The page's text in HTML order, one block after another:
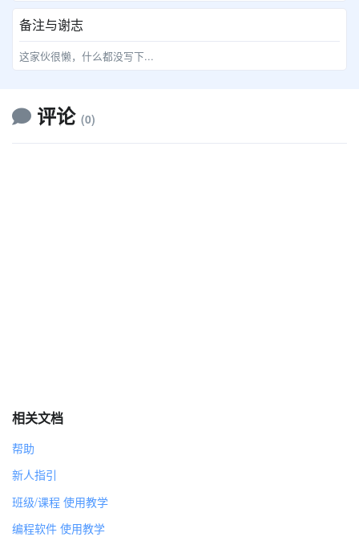
备注与谢志
这家伙很懒，什么都没写下...
评论 (0)
相关文档
帮助
新人指引
班级/课程 使用教学
编程软件 使用教学